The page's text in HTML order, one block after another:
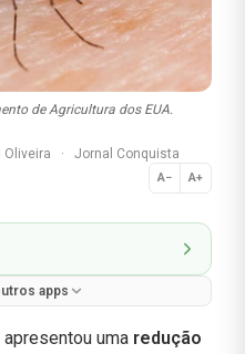
de Agricultura dos EUA.
Oliveira · Jornal Conquista
A− A+
Normal
apps
apresentou uma redução